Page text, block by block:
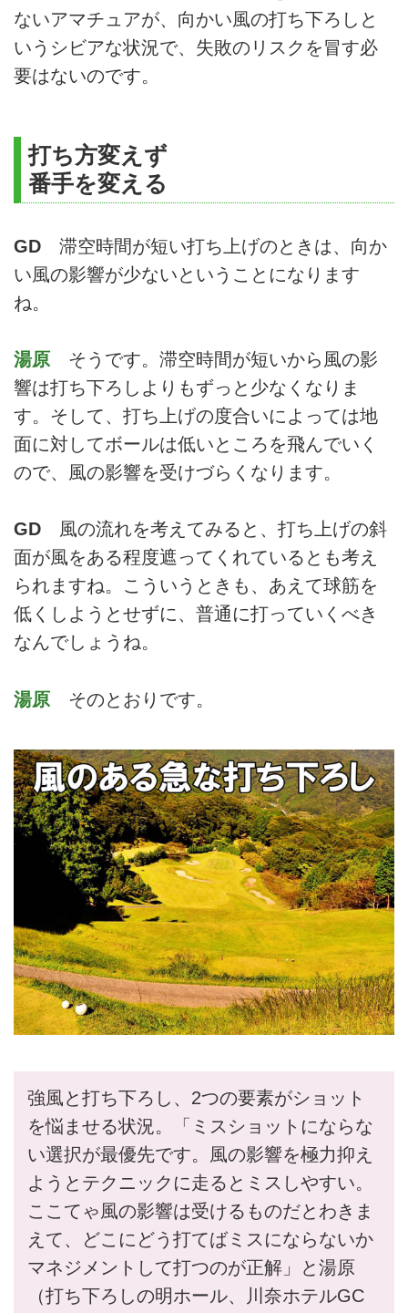
ないアマチュアが、向かい風の打ち下ろしと
いうシビアな状況で、失敗のリスクを冒す必
要はないのです。
打ち方変えず
番手を変える
GD 滞空時間が短い打ち上げのときは、向か
い風の影響が少ないということになります
ね。
湯原 そうです。滞空時間が短いから風の影
響は打ち下ろしよりもずっと少なくなりま
す。そして、打ち上げの度合いによっては地
面に対してボールは低いところを飛んでいく
ので、風の影響を受けづらくなります。
GD 風の流れを考えてみると、打ち上げの斜
面が風をある程度遮ってくれているとも考え
られますね。こういうときも、あえて球筋を
低くしようとせずに、普通に打っていくべき
なんでしょうね。
湯原 そのとおりです。
強風と打ち下ろし、2つの要素がショット
を悩ませる状況。「ミスショットにならな
い選択が最優先です。風の影響を極力抑え
ようとテクニックに走るとミスしやすい。
ここてゃ風の影響は受けるものだとわきま
えて、どこにどう打てばミスにならないか
マネジメントして打つのが正解」と湯原
（打ち下ろしの明ホール、川奈ホテルGC